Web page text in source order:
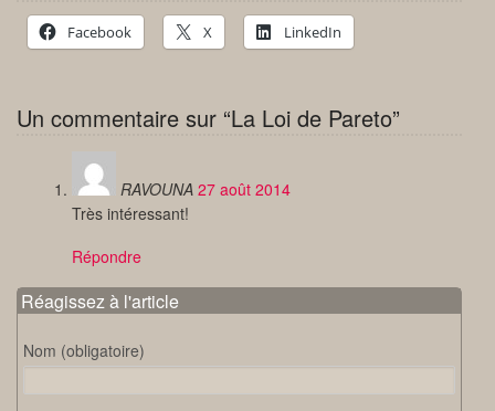
Facebook X LinkedIn
Un commentaire sur “La Loi de Pareto”
RAVOUNA 27 août 2014
Très intéressant!
Répondre
Réagissez à l'article
Nom (obligatoire)